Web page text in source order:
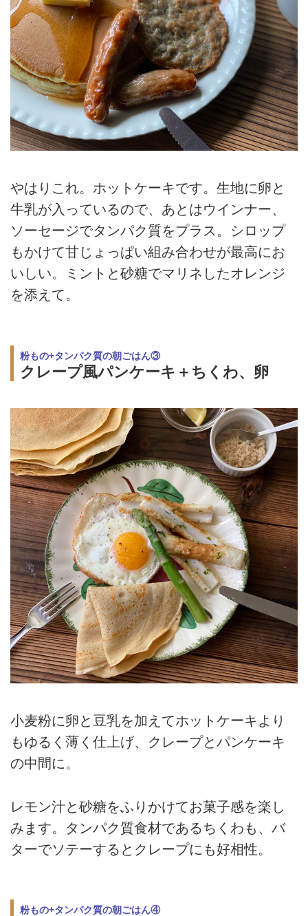
やはりこれ。ホットケーキです。生地に卵と
牛乳が入っているので、あとはウインナー、
ソーセージでタンパク質をプラス。シロップ
もかけて甘じょっぱい組み合わせが最高にお
いしい。ミントと砂糖でマリネしたオレンジ
を添えて。
粉もの+タンパク質の朝ごはん③
クレープ風パンケーキ＋ちくわ、卵
小麦粉に卵と豆乳を加えてホットケーキより
もゆるく薄く仕上げ、クレープとパンケーキ
の中間に。
レモン汁と砂糖をふりかけてお菓子感を楽し
みます。タンパク質食材であるちくわも、バ
ターでソテーするとクレープにも好相性。
粉もの+タンパク質の朝ごはん④